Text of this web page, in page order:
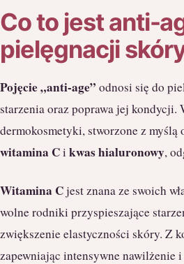
Co to jest anti-
pielęgnacji
Pojęcie „anti-age” odnosi się do
starzenia oraz poprawa jej
dermokosmetyki, stworzone z
witamina Ci kwas hialuronowy,
Witamina Cjest znana ze swoich
wolne rodniki przyspieszające
zwiększenie elastyczności skóry. Z
zapewniając intensywne nawilżenie i